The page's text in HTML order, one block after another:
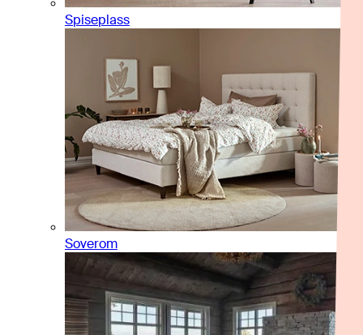
Spiseplass
Soverom